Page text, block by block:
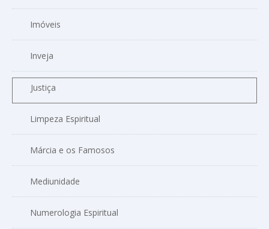
Imóveis
Inveja
Justiça
Limpeza Espiritual
Márcia e os Famosos
Mediunidade
Numerologia Espiritual